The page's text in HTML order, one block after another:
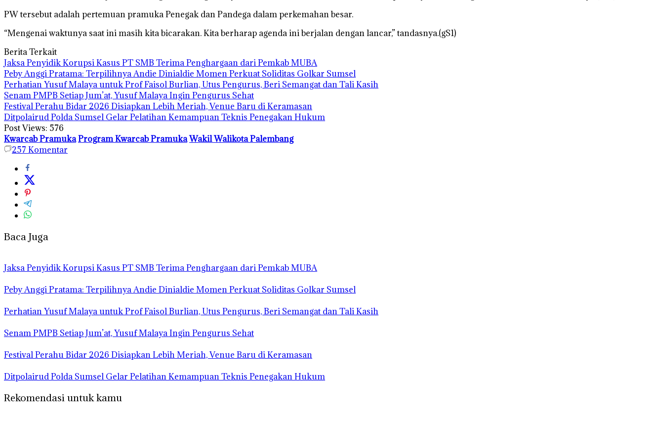
PW tersebut adalah pertemuan pramuka Penegak dan Pandega dalam perkemahan besar.
“Mengenai waktunya saat ini masih kita bicarakan. Kita berharap agenda ini berjalan dengan lancar,” tandasnya.(gS1)
Berita Terkait
Jaksa Penyidik Korupsi Kasus PT SMB Terima Penghargaan dari Pemkab MUBA
Peby Anggi Pratama: Terpilihnya Andie Dinialdie Momen Perkuat Soliditas Golkar Sumsel
Perhatian Yusuf Malaya untuk Prof Faisol Burlian, Utus Pengurus, Beri Semangat dan Tali Kasih
Senam PMPB Setiap Jum’at, Yusuf Malaya Ingin Pengurus Sehat
Festival Perahu Bidar 2026 Disiapkan Lebih Meriah, Venue Baru di Keramasan
Ditpolairud Polda Sumsel Gelar Pelatihan Kemampuan Teknis Penegakan Hukum
Post Views: 576
Kwarcab PramukaProgram Kwarcab PramukaWakil Walikota Palembang
257 Komentar
Baca Juga
Jaksa Penyidik Korupsi Kasus PT SMB Terima Penghargaan dari Pemkab MUBA
Peby Anggi Pratama: Terpilihnya Andie Dinialdie Momen Perkuat Soliditas Golkar Sumsel
Perhatian Yusuf Malaya untuk Prof Faisol Burlian, Utus Pengurus, Beri Semangat dan Tali Kasih
Senam PMPB Setiap Jum’at, Yusuf Malaya Ingin Pengurus Sehat
Festival Perahu Bidar 2026 Disiapkan Lebih Meriah, Venue Baru di Keramasan
Ditpolairud Polda Sumsel Gelar Pelatihan Kemampuan Teknis Penegakan Hukum
Rekomendasi untuk kamu